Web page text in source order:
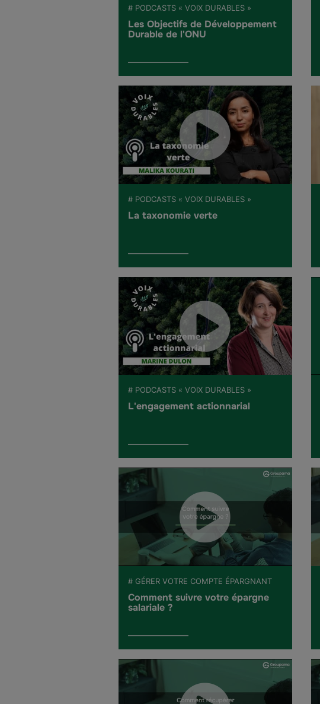
# PODCASTS « VOIX DURABLES »
Les Objectifs de Développement
Durable de l'ONU
# PODCASTS « VOIX DURABLES »
La taxonomie verte
# PODCASTS « VOIX DURABLES »
L'engagement actionnarial
# GÉRER VOTRE COMPTE ÉPARGNANT
Comment suivre votre épargne
salariale ?